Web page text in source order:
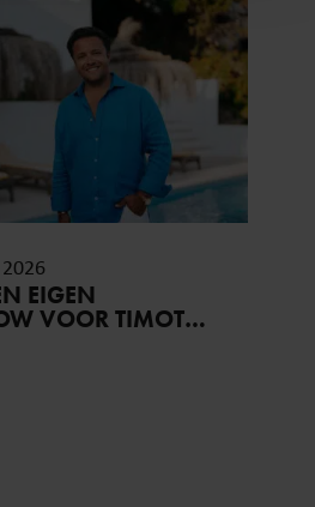
te analyseren. Ook delen we
van onze site met onze
adverteren en analyse. Deze
combineren met andere
verstrekt of die ze hebben
uw gebruik van hun services. U
als u onze website blijft
EIGEN
VOOR TIMOTHY